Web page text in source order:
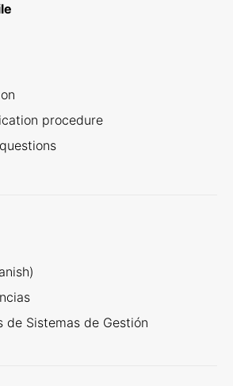
procedure
de Sistemas de Gestión